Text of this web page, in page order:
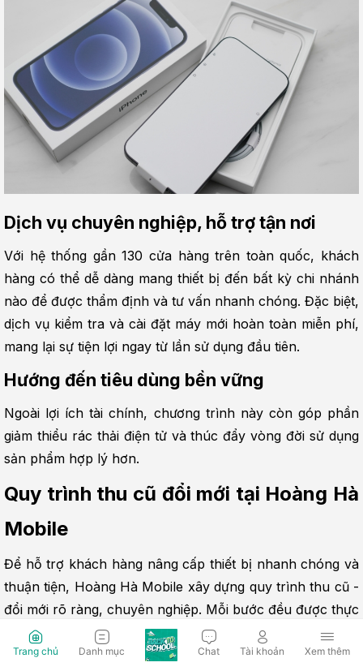
Dịch vụ chuyên nghiệp, hỗ trợ tận nơi
Với hệ thống gần 130 cửa hàng trên toàn quốc, khách
hàng có thể dễ dàng mang thiết bị đến bất kỳ chi nhánh
nào để được thẩm định và tư vấn nhanh chóng. Đặc biệt,
dịch vụ kiểm tra và cài đặt máy mới hoàn toàn miễn phí,
mang lại sự tiện lợi ngay từ lần sử dụng đầu tiên.
Hướng đến tiêu dùng bền vững
Ngoài lợi ích tài chính, chương trình này còn góp phần
giảm thiểu rác thải điện tử và thúc đẩy vòng đời sử dụng
sản phẩm hợp lý hơn.
Quy trình thu cũ đổi mới tại Hoàng Hà
Mobile
Để hỗ trợ khách hàng nâng cấp thiết bị nhanh chóng và
thuận tiện, Hoàng Hà Mobile xây dựng quy trình thu cũ -
đổi mới rõ ràng, chuyên nghiệp. Mỗi bước đều được thực
hiện minh bạch nhằm đảm bảo quyền lợi tối đa cho
người dùng.
Trang chủ Danh mục Chat Tài khoản Xem thêm